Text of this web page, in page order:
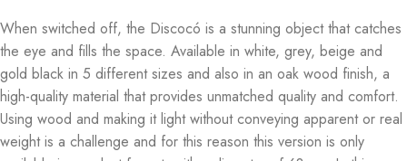
When switched off, the Discocó is a stunning object that catches
the eye and fills the space. Available in white, grey, beige and
gold black in 5 different sizes and also in an oak wood finish, a
high-quality material that provides unmatched quality and comfort.
Using wood and making it light without conveying apparent or real
weight is a challenge and for this reason this version is only